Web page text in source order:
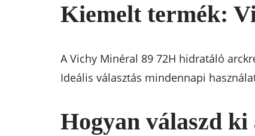
Kiemelt termék:
A Vichy Minéral 89 72H hidratáló
Ideális választás mindennapi
Hogyan válaszd